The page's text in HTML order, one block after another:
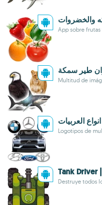
والخضروات
App sobre frutas
طير سمكة
Multitud de
العربيات
Logotipos de
Tank Driver
Destruye todos